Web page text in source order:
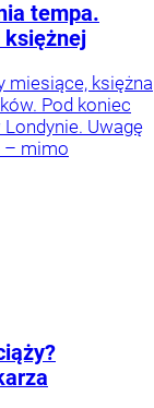
tempa.
księżnej
miesiące, księżna
Pod koniec
Uwagę
– mimo